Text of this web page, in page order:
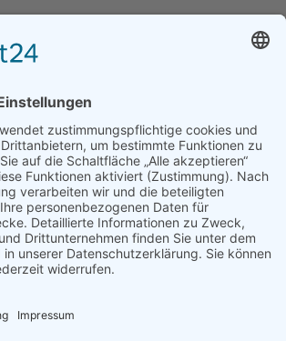
für Schlussabrechnung
– wer keine
abgibt muss
Hilfe zurückzahlen!!
,München,Politik,Presse &
,Pressemeldungen
6. Oktober 2023